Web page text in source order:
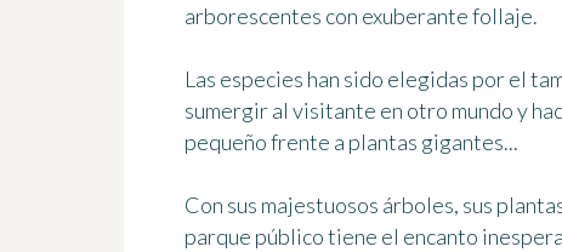
arborescentes con exuberante follaje.
Las especies han sido elegidas por el
sumergir al visitante en otro mundo y
pequeño frente a plantas gigantes...
Con sus majestuosos árboles, sus
parque público tiene el encanto